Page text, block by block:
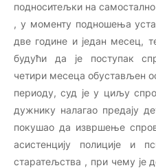
подноситељки на
, у моменту подношења
две године и један месец,
будући да је поступак
четири месеца обустављен
периоду, суд је у циљу
дужнику налагао предају
покушао да извршење
асистенцију полиције и
старатељства , при чему је